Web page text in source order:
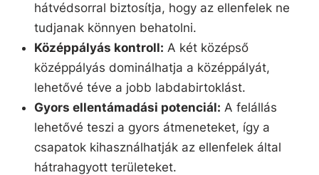
hátvédsorral biztosítja, hogy az ellenfelek ne
tudjanak könnyen behatolni.
Középpályás kontroll: A két középső
középpályás dominálhatja a középpályát,
lehetővé téve a jobb labdabirtoklást.
Gyors ellentámadási potenciál: A felállás
lehetővé teszi a gyors átmeneteket, így a
csapatok kihasználhatják az ellenfelek által
hátrahagyott területeket.